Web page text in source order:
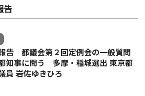
告
告 都議会第２回定例会の一般質問
知事に問う 多摩・稲城選出 東京都
員 岩佐ゆきひろ